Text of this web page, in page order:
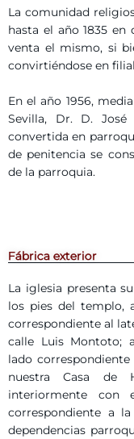
La comunidad
hasta el año 1835 en
venta el mismo, si
convirtiéndose en
En el año 1956,
Sevilla, Dr. D.
convertida en
de penitencia se
de la parroquia.
Fábrica exterior
La iglesia presenta
los pies del templo,
correspondiente al
calle Luis Montoto;
lado
nuestra Casa de
interiormente con
correspondiente a
dependencias